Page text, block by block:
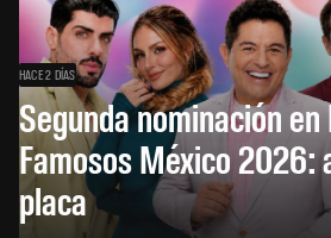
HACE 2 DÍAS
Segunda nominación en
Famosos México 2026:
placa